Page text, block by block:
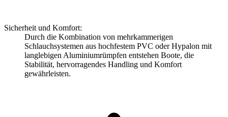
Sicherheit und Komfort:
Durch die Kombination von mehrkammerigen
Schlauchsystemen aus hochfestem PVC oder Hypalon mit
langlebigen Aluminiumrümpfen entstehen Boote, die
Stabilität, hervorragendes Handling und Komfort
gewährleisten.